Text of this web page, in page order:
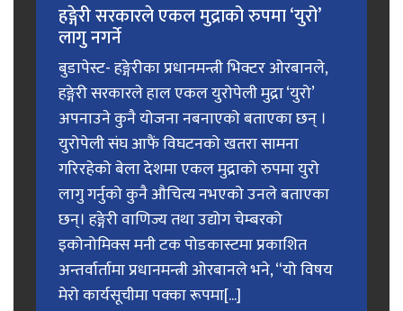
हङ्गेरी सरकारले एकल मुद्राको रुपमा ‘युरो’
लागु नगर्ने
बुडापेस्ट- हङ्गेरीका प्रधानमन्त्री भिक्टर ओरबानले,
हङ्गेरी सरकारले हाल एकल युरोपेली मुद्रा ‘युरो’
अपनाउने कुनै योजना नबनाएको बताएका छन् ।
युरोपेली संघ आफैं विघटनको खतरा सामना
गरिरहेको बेला देशमा एकल मुद्राको रुपमा युरो
लागु गर्नुको कुनै औचित्य नभएको उनले बताएका
छन्। हङ्गेरी वाणिज्य तथा उद्योग चेम्बरको
इकोनोमिक्स मनी टक पोडकास्टमा प्रकाशित
अन्तर्वार्तामा प्रधानमन्त्री ओरबानले भने, “यो विषय
मेरो कार्यसूचीमा पक्का रूपमा[...]